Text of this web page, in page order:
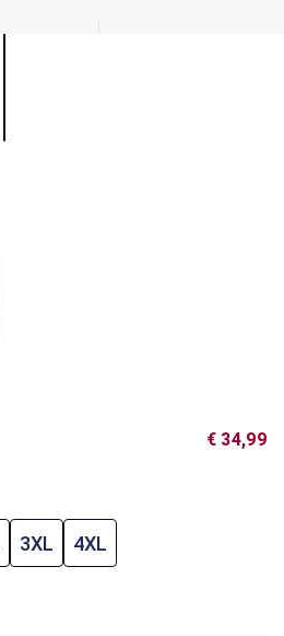
€ 34,99
3XL 4XL